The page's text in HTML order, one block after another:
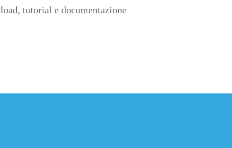
tutorial e documentazione